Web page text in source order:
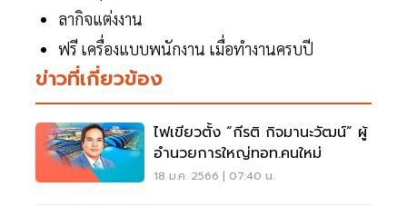
ลากิจแต่งงาน
ฟรี เครื่องแบบพนักงาน เมื่อทำงานครบปี
ข่าวที่เกี่ยวข้อง
ไฟเขียวตั้ง “กีรติ กิจมานะวัฒน์” ผู้
อำนวยการใหญ่ทอท.คนใหม่
18 ม.ค. 2566 | 07:40 น.